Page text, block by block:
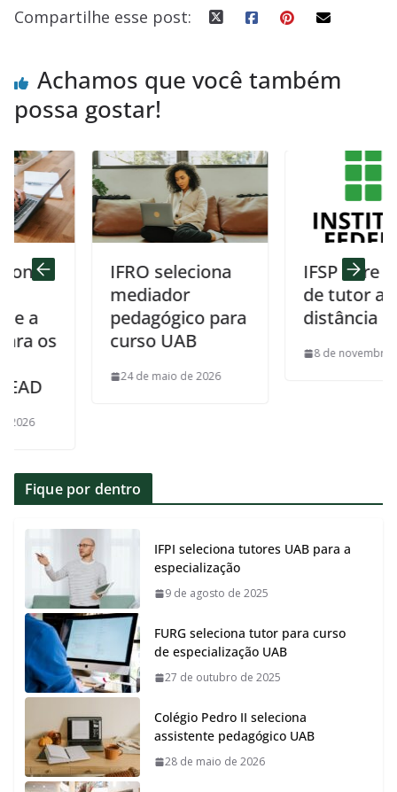
Compartilhe esse post:
Achamos que você também
possa gostar!
IFRO seleciona
mediador
pedagógico para
curso UAB
24 de maio de 2026
IFSP abre vagas
de tutor a
distância UAB
8 de novembro de
Fique por dentro
IFPI seleciona tutores UAB para a
especialização
9 de agosto de 2025
FURG seleciona tutor para curso
de especialização UAB
27 de outubro de 2025
Colégio Pedro II seleciona
assistente pedagógico UAB
28 de maio de 2026